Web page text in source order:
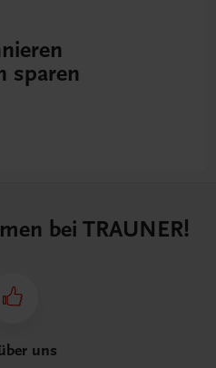
sparen
bei TRAUNER!
uns